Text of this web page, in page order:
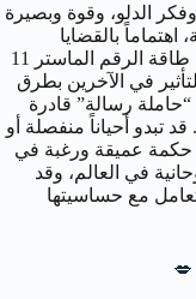
وفكر الدلو، وقوة وبصيرة
اهتماماً بالقضايا
الإنسانية، وقدرة على التفكير خارج الصندوق. طاقة الرقم الماستر 11
في الآخرين بطرق
رسالة” قادرة
تبدو أحياناً منفصلة أو
حكمة عميقة ورغبة في
في العالم، وقد
مع حساسيتها
💋